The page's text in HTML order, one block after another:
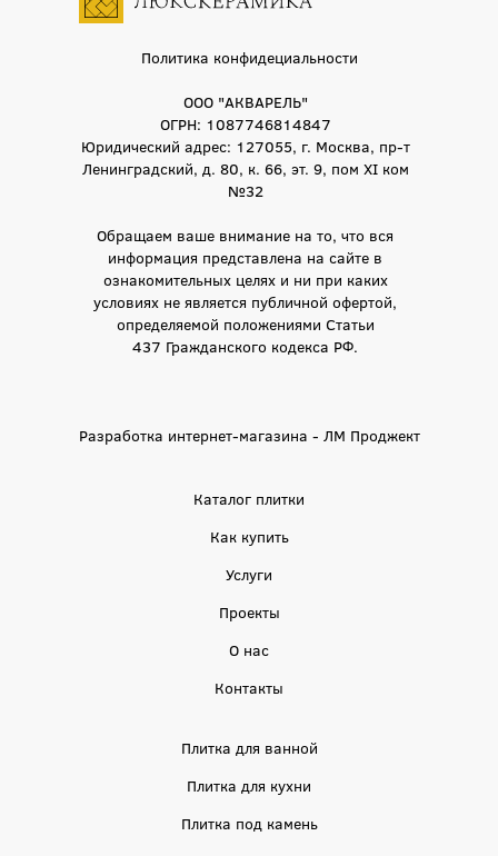
Политика конфидециальности
ООО "АКВАРЕЛЬ"
ОГРН: 1087746814847
Юридический адрес: 127055, г. Москва, пр-т
Ленинградский, д. 80, к. 66, эт. 9, пом XI ком
№32
Обращаем ваше внимание на то, что вся
информация представлена на сайте в
ознакомительных целях и ни при каких
условиях не является публичной офертой,
определяемой положениями Статьи
437 Гражданского кодекса РФ.
Разработка интернет-магазина - ЛМ Проджект
Каталог плитки
Как купить
Услуги
Проекты
О нас
Контакты
Плитка для ванной
Плитка для кухни
Плитка под камень